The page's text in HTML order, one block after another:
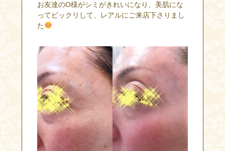
お友達のO様がシミがきれいになり、美肌にな
ってビックリして、レアルにご来店下さりまし
た